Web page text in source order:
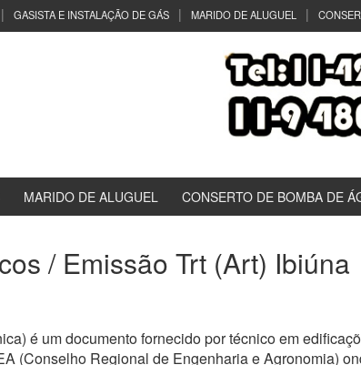
GASISTA E INSTALAÇÃO DE GÁS MARIDO DE ALUGUEL
MARIDO DE ALUGUEL CONSERTO DE BOMBA DE
/ Emissão Trt (Art) Ibiúna
é um documento fornecido por técnico em
(Conselho Regional de Engenharia e Agronomia)